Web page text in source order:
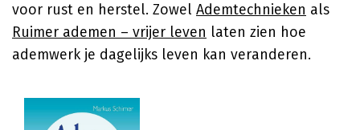
voor rust en herstel. Zowel Ademtechnieken als
Ruimer ademen – vrijer leven laten zien hoe
ademwerk je dagelijks leven kan veranderen.